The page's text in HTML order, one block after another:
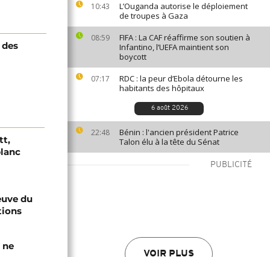
10:43
L’Ouganda autorise le déploiement
de troupes à Gaza
08:59
FIFA : La CAF réaffirme son soutien à
Infantino, l’UEFA maintient son
boycott
07:17
RDC : la peur d’Ebola détourne les
habitants des hôpitaux
6 août 2026
22:48
Bénin : l'ancien président Patrice
Talon élu à la tête du Sénat
PUBLICITÉ
VOIR PLUS
du
ne